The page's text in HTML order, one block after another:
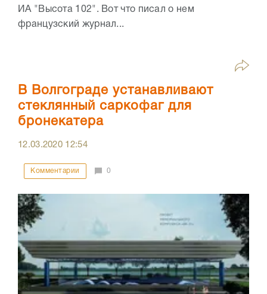
ИА "Высота 102". Вот что писал о нем
французский журнал...
В Волгограде устанавливают
стеклянный саркофаг для
бронекатера
12.03.2020 12:54
Комментарии 0